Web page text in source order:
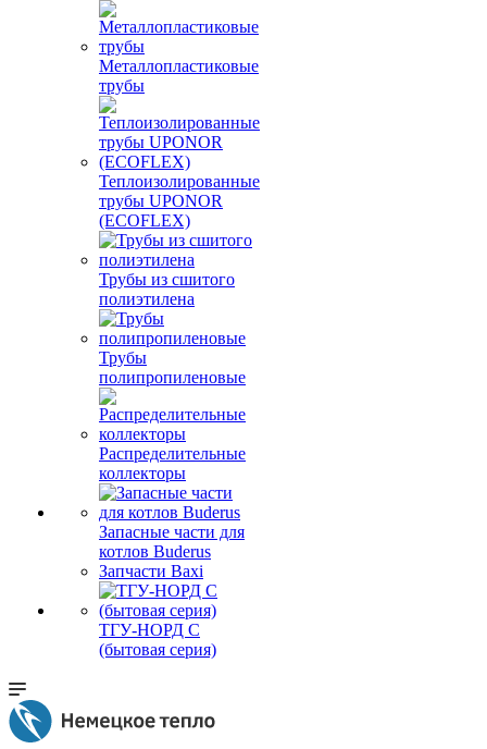
Металлопластиковые
трубы
Теплоизолированные
трубы UPONOR
(ECOFLEX)
Трубы из сшитого
полиэтилена
Трубы
полипропиленовые
Распределительные
коллекторы
Запасные части для
котлов Buderus
Запчасти Baxi
ТГУ-НОРД С
(бытовая серия)